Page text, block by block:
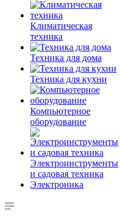
Климатическая
техника
Техника для дома
Техника для кухни
Компьютерное
оборудование
Электроинструменты
и садовая техника
Электроника